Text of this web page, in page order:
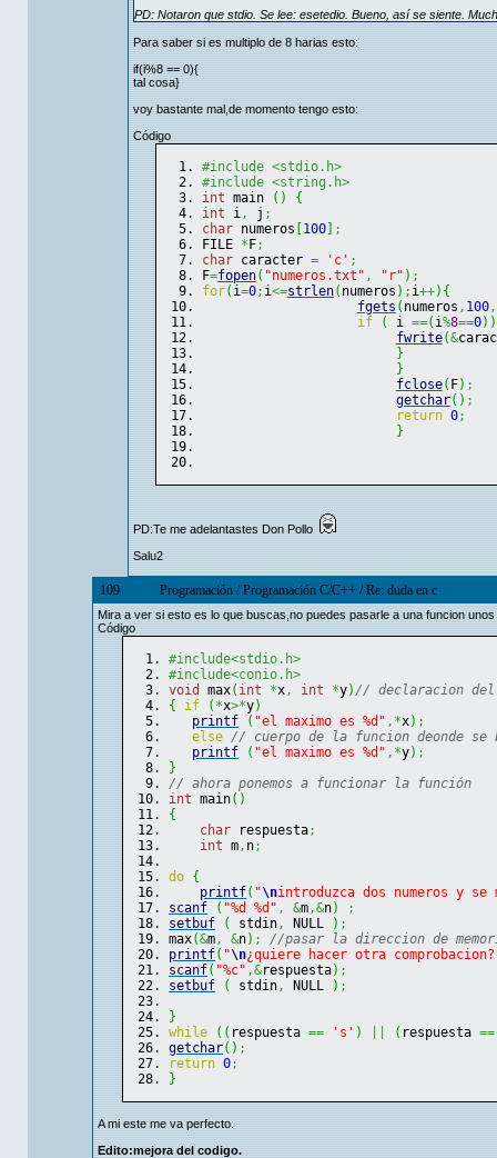
PD: Notaron que stdio. Se lee: esetedio. Bueno, así se siente.
Para saber si es multiplo de 8 harias esto:
if(i%8 == 0){
tal cosa}
voy bastante mal,de momento tengo esto:
Código
#include <stdio.h>
#include <string.h>
int main ( )
{
int i, j ;
char numeros 100]
;
FILE * F;
char caracter = 'c' ;
F=fopen( "numeros.txt" , "r" ) ;
for( i=0; i<=strlen( numeros ) ; i++) {
fgets ( numeros , 100,
if
( i ==( i%8==0) )
fwrite(&
}
}
fclose( F) ;
getchar( ) ;
return 0;
}
PD:Te me adelantastes Don Pollo
Salu2
109 Programación /Programación C/C++ /Re: duda en c
Mira a ver si esto es lo que buscas,no puedes pasarle a una funcion
Código
#include<stdio.h>
#include<conio.h>
void
max( int *x, int *y) // declaracion del
{
if ( *x>*y)
printf
( "el maximo es %d" ,*x) ;
else // cuerpo de la funcion deonde se
printf
( "el maximo es %d" ,*y) ;
}
// ahora ponemos a funcionar la función
int main( )
{
char respuesta;
int m, n;
do {
printf( "\nintroduzca dos numeros y
scanf
( "%d %d" , &m,&n)
;
setbuf
( stdin, NULL ) ;
max(&m, &n) ;
//pasar la direccion de
printf( "\n¿quiere hacer otra
scanf( "%c" ,&respuesta) ;
setbuf
( stdin, NULL ) ;
}
while
( ( respuesta == 's' ) ( respuesta ==
getchar( ) ;
return 0;
}
A mi este me va perfecto.
Edito:mejora del codigo.